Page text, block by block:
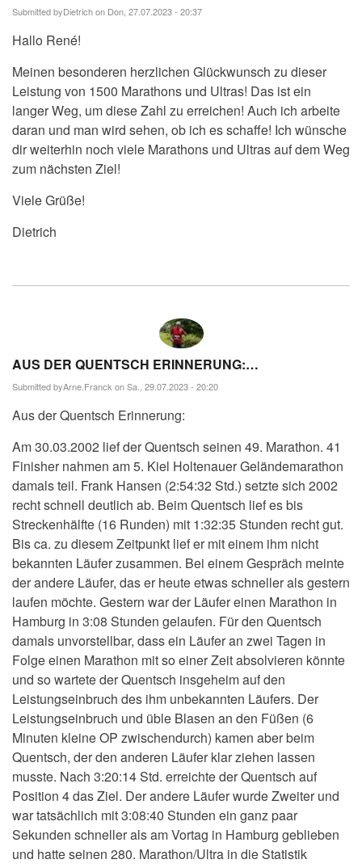
Submitted byDietrichon Don, 27.07.2023 - 20:37
Hallo René!
Meinen besonderen herzlichen Glückwunsch zu dieser
Leistung von 1500 Marathons und Ultras! Das ist ein
langer Weg, um diese Zahl zu erreichen! Auch ich arbeite
daran und man wird sehen, ob ich es schaffe! Ich wünsche
dir weiterhin noch viele Marathons und Ultras auf dem Weg
zum nächsten Ziel!
Viele Grüße!
Dietrich
AUS DER QUENTSCH ERINNERUNG:…
Submitted byArne.Franck on Sa., 29.07.2023 - 20:20
Aus der Quentsch Erinnerung:
Am 30.03.2002 lief der Quentsch seinen 49. Marathon. 41
Finisher nahmen am 5. Kiel Holtenauer Geländemarathon
damals teil. Frank Hansen (2:54:32 Std.) setzte sich 2002
recht schnell deutlich ab. Beim Quentsch lief es bis
Streckenhälfte (16 Runden) mit 1:32:35 Stunden recht gut.
Bis ca. zu diesem Zeitpunkt lief er mit einem ihm nicht
bekannten Läufer zusammen. Bei einem Gespräch meinte
der andere Läufer, das er heute etwas schneller als gestern
laufen möchte. Gestern war der Läufer einen Marathon in
Hamburg in 3:08 Stunden gelaufen. Für den Quentsch
damals unvorstellbar, dass ein Läufer an zwei Tagen in
Folge einen Marathon mit so einer Zeit absolvieren könnte
und so wartete der Quentsch insgeheim auf den
Leistungseinbruch des ihm unbekannten Läufers. Der
Leistungseinbruch und üble Blasen an den Füßen (6
Minuten kleine OP zwischendurch) kamen aber beim
Quentsch, der den anderen Läufer klar ziehen lassen
musste. Nach 3:20:14 Std. erreichte der Quentsch auf
Position 4 das Ziel. Der andere Läufer wurde Zweiter und
war tatsächlich mit 3:08:40 Stunden ein ganz paar
Sekunden schneller als am Vortag in Hamburg geblieben
und hatte seinen 280. Marathon/Ultra in die Statistik